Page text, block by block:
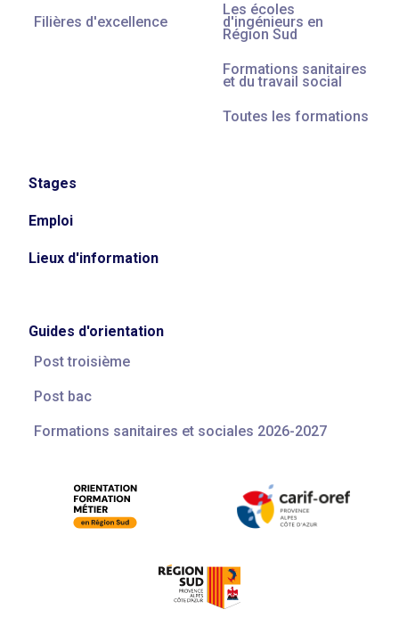
Filières d'excellence
Les écoles
d'ingénieurs en
Région Sud
Formations sanitaires
et du travail social
Toutes les formations
Stages
Emploi
Lieux d'information
Guides d'orientation
Post troisième
Post bac
Formations sanitaires et sociales 2026-2027